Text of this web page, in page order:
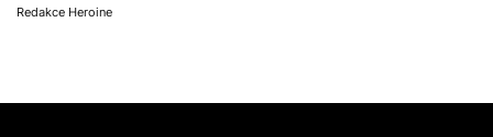
Redakce Heroine